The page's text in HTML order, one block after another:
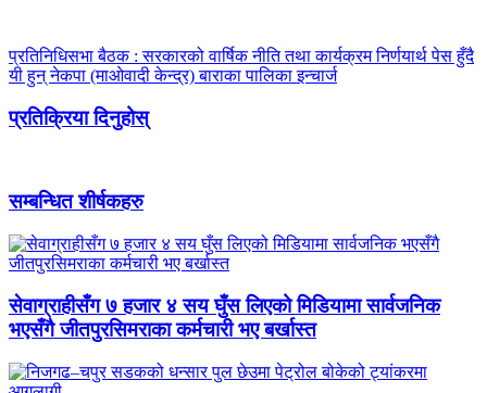
प्रतिनिधिसभा बैठक : सरकारको वार्षिक नीति तथा कार्यक्रम निर्णयार्थ पेस हुँदै
यी हुन् नेकपा (माओवादी केन्द्र) बाराका पालिका इन्चार्ज
प्रतिक्रिया दिनुहोस्
सम्बन्धित शीर्षकहरु
सेवाग्राहीसँग ७ हजार ४ सय घुँस लिएको मिडियामा सार्वजनिक
भएसँगै जीतपुरसिमराका कर्मचारी भए बर्खास्त